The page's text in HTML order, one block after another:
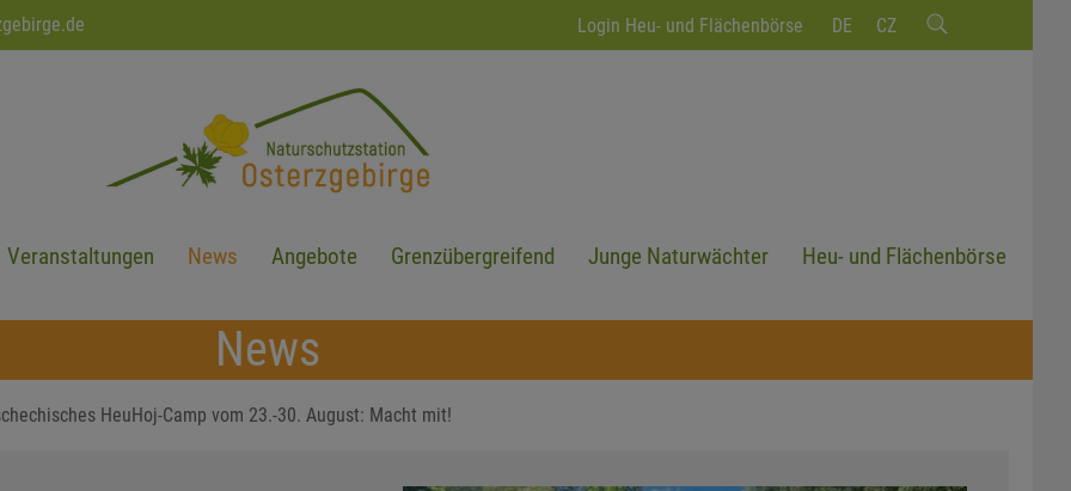
Login Heu- und Flächenbörse DE CZ
Veranstaltungen News Angebote Grenzübergreifend Junge Naturwächter Heu- und Flächenbörse
News
HeuHoj-Camp vom 23.-30. August: Macht mit!